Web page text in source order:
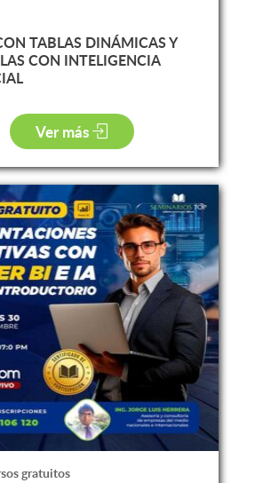
TABLAS DINÁMICAS Y
CON INTELIGENCIA
Ver más
gratuitos